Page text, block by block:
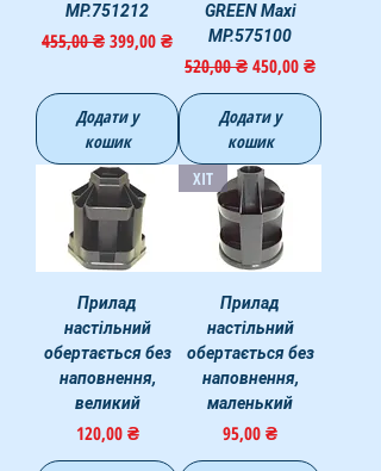
MP.751212
Звичайна ціна
455,00 ₴ За розпродажем
399,00 ₴
Додати у
кошик
GREEN Maxi
MP.575100
Звичайна ціна
520,00 ₴ За розпродажем
450,00 ₴
Додати у
кошик
Прилад
настільний
обертається без
наповнення,
великий
Ціна
120,00 ₴
ХІТ
Прилад
настільний
обертається без
наповнення,
маленький
Ціна
95,00 ₴